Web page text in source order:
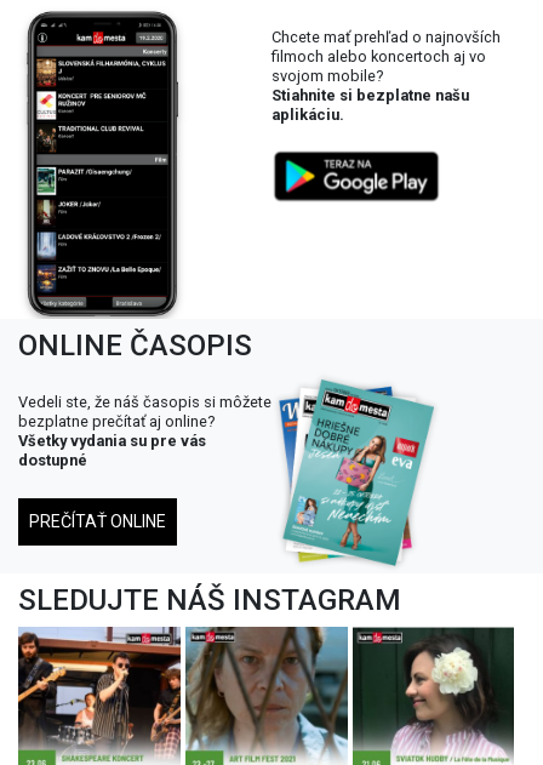
Chcete mať prehľad o najnovších
filmoch alebo koncertoch aj vo
svojom mobile?
Stiahnite si bezplatne našu
aplikáciu.
ONLINE ČASOPIS
Vedeli ste, že náš časopis si môžete
bezplatne prečítať aj online?
Všetky vydania su pre vás
dostupné
PREČÍTAŤ ONLINE
SLEDUJTE NÁŠ INSTAGRAM